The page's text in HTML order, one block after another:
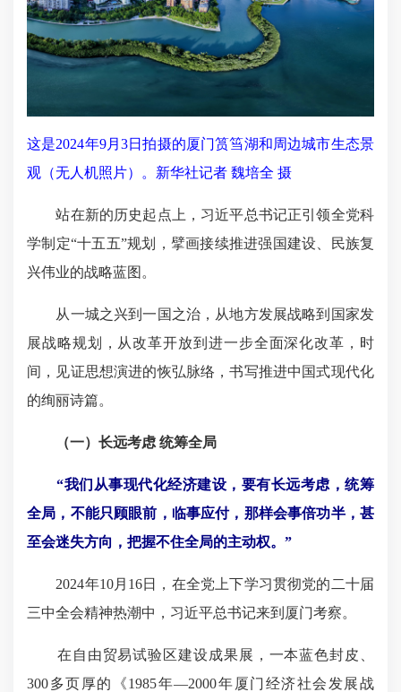
这是2024年9月3日拍摄的厦门筼筜湖和周边城市生态景
观（无人机照片）。新华社记者 魏培全 摄
站在新的历史起点上，习近平总书记正引领全党科
学制定“十五五”规划，擘画接续推进强国建设、民族复
兴伟业的战略蓝图。
从一城之兴到一国之治，从地方发展战略到国家发
展战略规划，从改革开放到进一步全面深化改革，时
间，见证思想演进的恢弘脉络，书写推进中国式现代化
的绚丽诗篇。
（一）长远考虑 统筹全局
“我们从事现代化经济建设，要有长远考虑，统筹
全局，不能只顾眼前，临事应付，那样会事倍功半，甚
至会迷失方向，把握不住全局的主动权。”
2024年10月16日，在全党上下学习贯彻党的二十届
三中全会精神热潮中，习近平总书记来到厦门考察。
在自由贸易试验区建设成果展，一本蓝色封皮、
300多页厚的《1985年—2000年厦门经济社会发展战